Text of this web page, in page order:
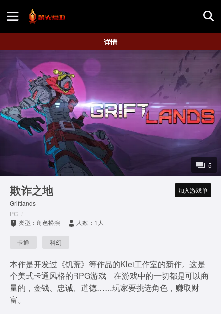
游戏评测
地图攻略
详情
5
欺诈之地
Griftlands
PC
加入游戏单
类型：角色扮演 人数：1人
卡通 科幻
本作是开发过《饥荒》等作品的Klei工作室的新作。这是
个美式卡通风格的RPG游戏，在游戏中的一切都是可以商
量的，金钱、忠诚、道德……玩家要挑选角色，赚取财
富。